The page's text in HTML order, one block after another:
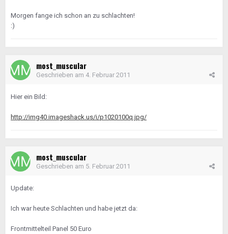
Morgen fange ich schon an zu schlachten!
:)
most_muscular
Geschrieben am 4. Februar 2011
Hier ein Bild:
http://img40.imageshack.us/i/p1020100q.jpg/
most_muscular
Geschrieben am 5. Februar 2011
Update:
Ich war heute Schlachten und habe jetzt da:
Frontmittelteil Panel 50 Euro